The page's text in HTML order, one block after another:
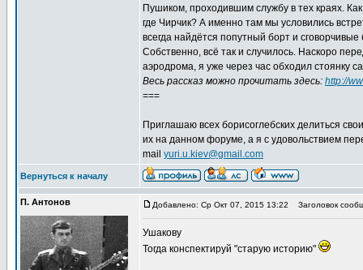
Пушиком, проходившим службу в тех краях.
где Чирчик? А именно там мы условились
всегда найдётся попутный борт и
Собственно, всё так и случилось. Наскоро
аэродрома, я уже через час обходил стоянку
Весь рассказ можно прочитать здесь: http://
===
Приглашаю всех борисоглебских делиться
их на данном форуме, а я с удовольствием
mail yuri.u.kiev@gmail.com
Вернуться к началу
П. Антонов Добавлено: Ср Окт 07, 2015 13:22 Заголовок
Ушакову
Тогда конспектируй "старую историю"